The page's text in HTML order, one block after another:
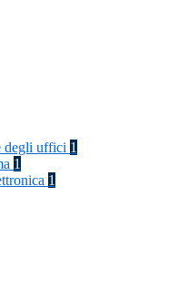
degli uffici 1
1
1